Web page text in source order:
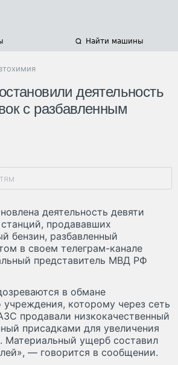
Найти машины
деятельность
с разбавленным
деятельность девяти
продававших
бензин, разбавленный
в своем телеграм-канале
представитель МВД РФ
в обмане
учреждения, которому через сеть
продавали низкокачественный
присадками для увеличения
Материальный ущерб составил
— говорится в сообщении.